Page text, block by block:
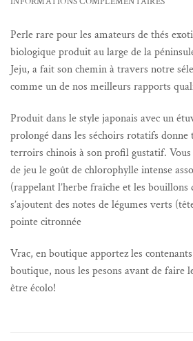
Perle rare pour les amateurs de thés
biologique produit au large de la
Jeju, a fait son chemin à travers notre
comme un de nos meilleurs rapports
Produit dans le style japonais avec un
prolongé dans les séchoirs rotatifs donne
terroirs chinois à son profil gustatif. Vous
de jeu le goût de chlorophylle intense
(rappelant l’herbe fraîche et les bouillons
s’ajoutent des notes de légumes verts
pointe citronnée
Vrac, en boutique apportez les
boutique, nous les pesons avant de faire
être écolo!